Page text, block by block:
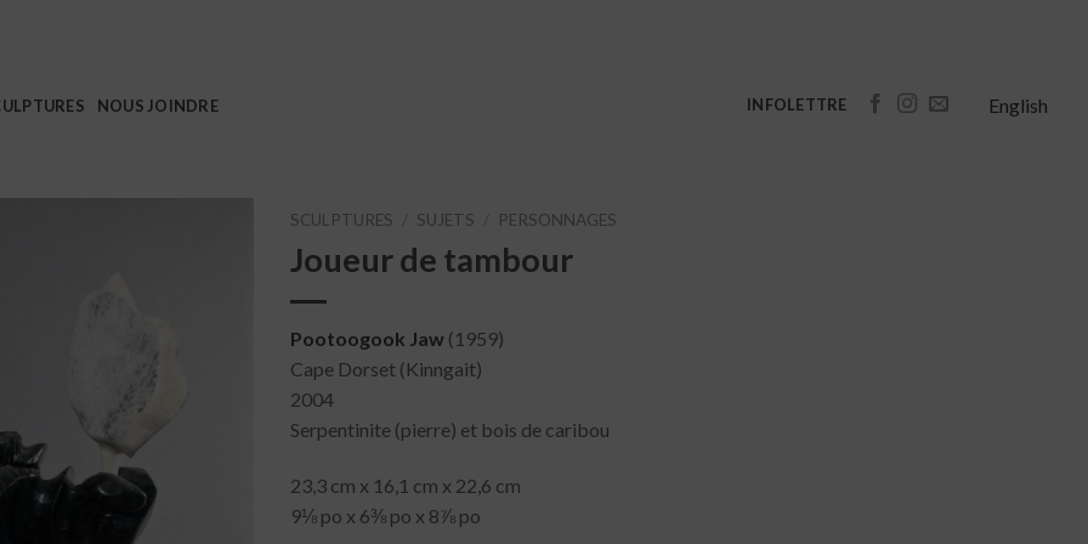
NOUS JOINDRE INFOLETTRE English
SCULPTURES SUJETS PERSONNAGES
Joueur de tambour
Pootoogook Jaw (1959)
Cape Dorset (Kinngait)
2004
Serpentinite (pierre) et bois de caribou
23,3 cm x 16,1 cm x 22,6 cm
9⅛ po x 6⅜ po x 8⅞ po